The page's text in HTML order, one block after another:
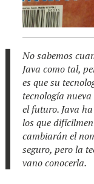
No sabemos
Java como tal,
es que su
tecnología
el futuro. Java
los que
cambiarán el
seguro, pero la
vano conocerla.